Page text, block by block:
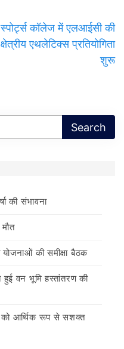
स्पोर्ट्स कॉलेज में एलआईसी की
क्षेत्रीय एथलेटिक्स प्रतियोगिता
शुरू
की संभावना
की समीक्षा बैठक
हुई वन भूमि हस्तांतरण की
को आर्थिक रूप से सशक्त